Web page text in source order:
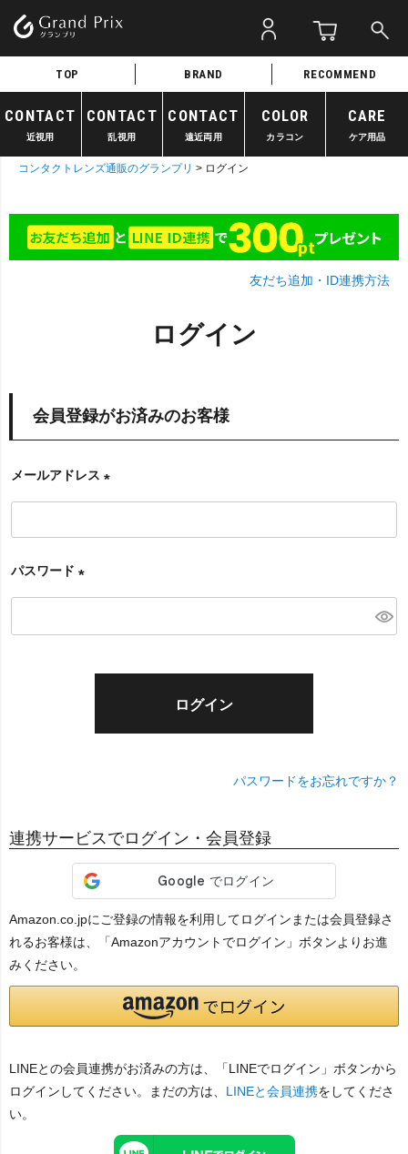
TOP BRAND RECOMMEND
CONTACT
近視用
CONTACT
乱視用
CONTACT
遠近両用
COLOR
カラコン
CARE
ケア用品
コンタクトレンズ通販のグランプリ ログイン
友だち追加・ID連携方法
ログイン
会員登録がお済みのお客様
メールアドレス
(
パスワード
(
ログイン
パスワードをお忘れですか？
連携サービスでログイン・会員登録
Amazon.co.jpにご登録の情報を利用してログインまたは会員登録さ
れるお客様は、「Amazonアカウントでログイン」ボタンよりお進
みください。
LINEとの会員連携がお済みの方は、「LINEでログイン」ボタンから
ログインしてください。まだの方は、 LINEと会員連携をしてくださ
い。